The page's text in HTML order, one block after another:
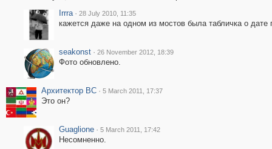
Irrra · 28 July 2010, 11:35
кажется даже на одном из мостов была табличка о дате
seakonst · 26 November 2012, 18:39
Фото обновлено.
Архитектор ВС · 5 March 2011, 17:37
Это он?
Guaglione · 5 March 2011, 17:42
Несомненно.